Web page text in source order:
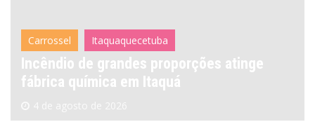
Carrossel Itaquaquecetuba
Incêndio de grandes proporções atinge
fábrica química em Itaquá